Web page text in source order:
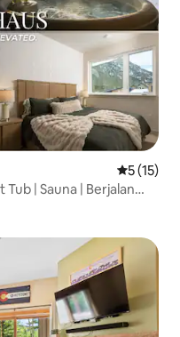
Nilai rata-
5 (15)
| Sauna | Berjalan